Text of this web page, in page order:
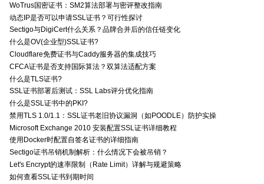
WoTrus国密证书：SM2算法部署与密评整改指南
动态IP是否可以申请SSL证书？可行性探讨
Sectigo与DigiCert什么关系？品牌合并后的信任链变化
什么是OV(企业型)SSL证书?
Cloudflare免费证书与Caddy服务器的集成技巧
CFCA证书是否支持国际算法？双算法适配方案
什么是TLS证书?
SSL证书部署后测试：SSL Labs评分优化指南
什么是SSL证书中的PKI?
禁用TLS 1.0/1.1：SSL证书老旧协议漏洞（如POODLE）防护实操
Microsoft Exchange 2010 安装配置SSL证书详细教程
使用Docker时配置自签名证书的详细指南
Sectigo证书吊销机制解析：什么情况下会被吊销？
Let's Encrypt的速率限制（Rate Limit）详解与规避策略
如何查看SSL证书到期时间